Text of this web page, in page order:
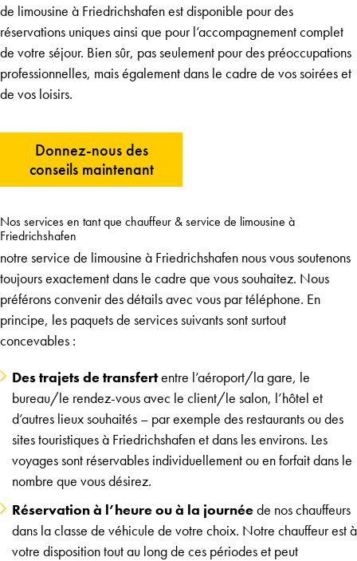
de limousine à Friedrichshafen est disponible pour des
réservations uniques ainsi que pour l’accompagnement complet
de votre séjour. Bien sûr, pas seulement pour des préoccupations
professionnelles, mais également dans le cadre de vos soirées et
de vos loisirs.
Donnez-nous des
conseils maintenant
Nos services en tant que chauffeur & service de limousine à
Friedrichshafen
notre service de limousine à Friedrichshafen nous vous soutenons
toujours exactement dans le cadre que vous souhaitez. Nous
préférons convenir des détails avec vous par téléphone. En
principe, les paquets de services suivants sont surtout
concevables :
Des trajets de transfertentre l’aéroport/la gare, le
bureau/le rendez-vous avec le client/le salon, l’hôtel et
d’autres lieux souhaités – par exemple des restaurants ou des
sites touristiques à Friedrichshafen et dans les environs. Les
voyages sont réservables individuellement ou en forfait dans le
nombre que vous désirez.
Réservation à l’heure ou à la journéede nos chauffeurs
dans la classe de véhicule de votre choix. Notre chauffeur est à
votre disposition tout au long de ces périodes et peut